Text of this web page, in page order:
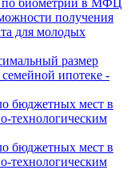
по биометрии в МФЦ
получения
для молодых
размер
ипотеке -
бюджетных мест в
технологическим
бюджетных мест в
технологическим